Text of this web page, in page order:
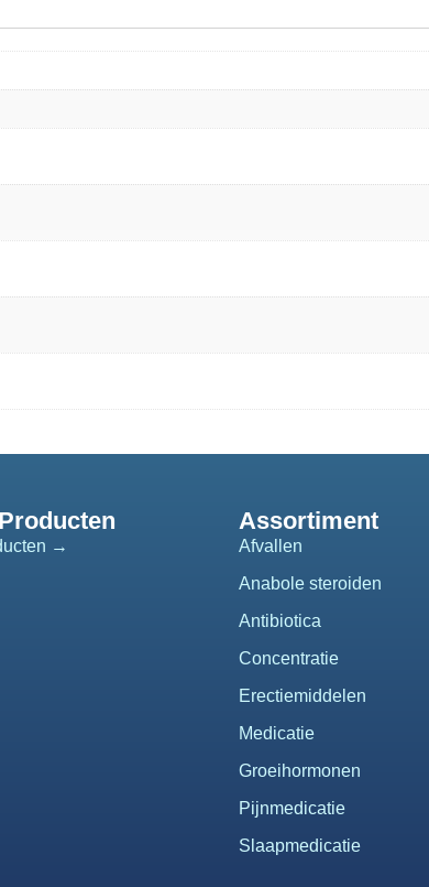
→
Assortiment
Afvallen
Anabole steroiden
Antibiotica
Concentratie
Erectiemiddelen
Medicatie
Groeihormonen
Pijnmedicatie
Slaapmedicatie